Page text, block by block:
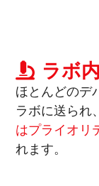
ラボ内
ほとんどのデ
ラボに送られ、
はプライオリ
れます。